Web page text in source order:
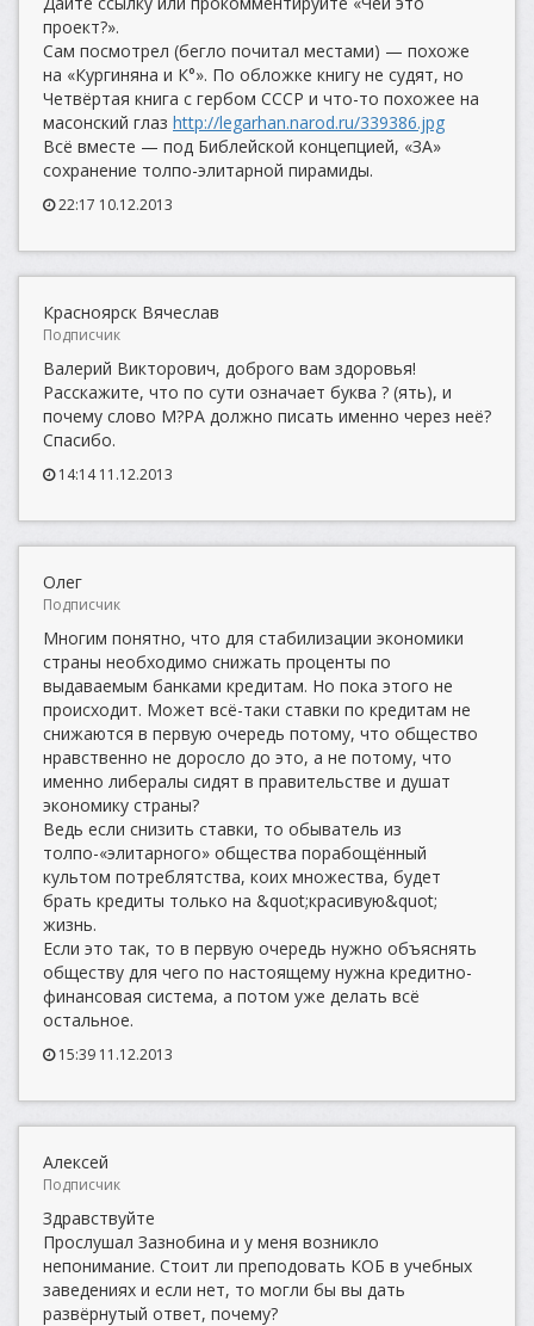
проект?».
Сам посмотрел (бегло почитал местами) — похоже
на «Кургиняна и К°». По обложке книгу не судят, но
Четвёртая книга с гербом СССР и что-то похожее на
масонский глаз http://legarhan.narod.ru/339386.jpg
Всё вместе — под Библейской концепцией, «ЗА»
сохранение толпо-элитарной пирамиды.
22:17 10.12.2013
Красноярск Вячеслав
Подписчик
Валерий Викторович, доброго вам здоровья!
Расскажите, что по сути означает буква ? (ять), и
почему слово М?РА должно писать именно через неё?
Спасибо.
14:14 11.12.2013
Олег
Подписчик
Многим понятно, что для стабилизации экономики
страны необходимо снижать проценты по
выдаваемым банками кредитам. Но пока этого не
происходит. Может всё-таки ставки по кредитам не
снижаются в первую очередь потому, что общество
нравственно не доросло до это, а не потому, что
именно либералы сидят в правительстве и душат
экономику страны?
Ведь если снизить ставки, то обыватель из
толпо-«элитарного» общества порабощённый
культом потреблятства, коих множества, будет
брать кредиты только на &quot;красивую&quot;
жизнь.
Если это так, то в первую очередь нужно объяснять
обществу для чего по настоящему нужна кредитно-
финансовая система, а потом уже делать всё
остальное.
15:39 11.12.2013
Алексей
Подписчик
Здравствуйте
Прослушал Зазнобина и у меня возникло
непонимание. Стоит ли преподовать КОБ в учебных
заведениях и если нет, то могли бы вы дать
развёрнутый ответ, почему?